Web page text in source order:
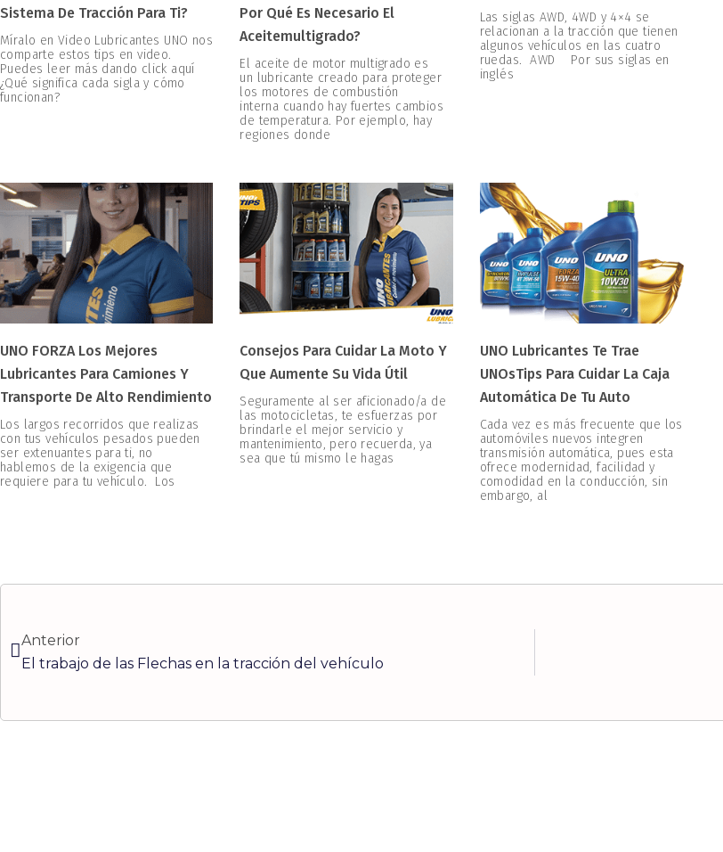
Sistema De Tracción Para Ti?
Míralo en Video Lubricantes UNO nos
comparte estos tips en video.
Puedes leer más dando click aquí
¿Qué significa cada sigla y cómo
funcionan?
Por Qué Es Necesario El
Aceitemultigrado?
El aceite de motor multigrado es
un lubricante creado para proteger
los motores de combustión
interna cuando hay fuertes cambios
de temperatura. Por ejemplo, hay
regiones donde
Las siglas AWD, 4WD y 4×4 se
relacionan a la tracción que tienen
algunos vehículos en las cuatro
ruedas. AWD Por sus siglas en
inglés
UNO FORZA Los Mejores
Lubricantes Para Camiones Y
Transporte De Alto Rendimiento
Los largos recorridos que realizas
con tus vehículos pesados pueden
ser extenuantes para ti, no
hablemos de la exigencia que
requiere para tu vehículo. Los
Consejos Para Cuidar La Moto Y
Que Aumente Su Vida Útil
Seguramente al ser aficionado/a de
las motocicletas, te esfuerzas por
brindarle el mejor servicio y
mantenimiento, pero recuerda, ya
sea que tú mismo le hagas
UNO Lubricantes Te Trae
UNOsTips Para Cuidar La Caja
Automática De Tu Auto
Cada vez es más frecuente que los
automóviles nuevos integren
transmisión automática, pues esta
ofrece modernidad, facilidad y
comodidad en la conducción, sin
embargo, al
Anterior
El trabajo de las Flechas en la tracción del vehículo